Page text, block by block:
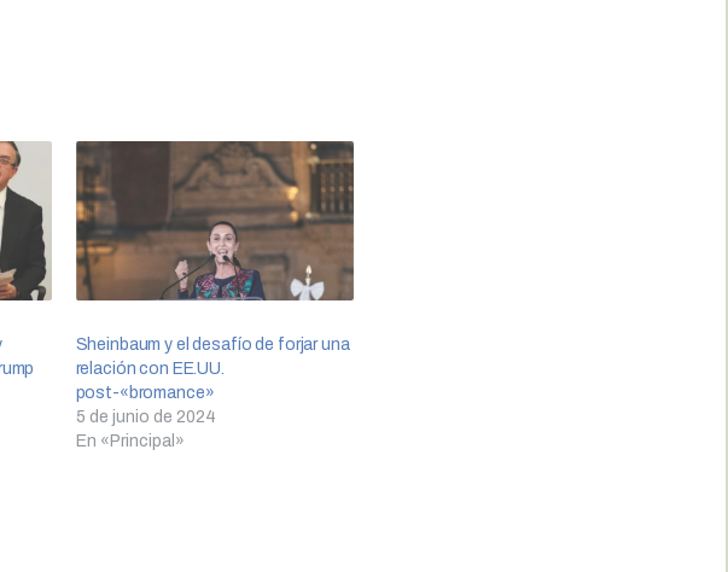
Sheinbaum y el desafío de forjar una
relación con EE.UU.
post-«bromance»
5 de junio de 2024
En «Principal»